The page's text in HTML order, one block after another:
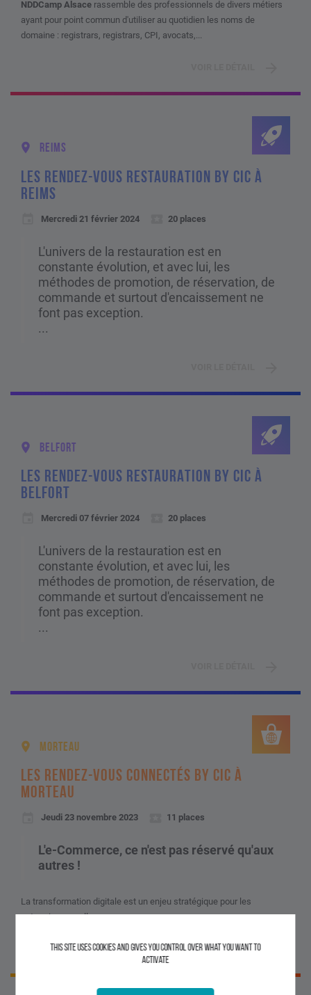
NDDCamp Alsace rassemble des professionnels de divers métiers
ayant pour point commun d'utiliser au quotidien les noms de
domaine : registrars, registrars, CPI, avocats,...
REIMS
LES RENDEZ-VOUS RESTAURATION BY CIC À
REIMS
Mercredi 21 février 2024 20 places
L'univers de la restauration est en
constante évolution, et avec lui, les
méthodes de promotion, de réservation, de
commande et surtout d'encaissement ne
font pas exception.
...
BELFORT
LES RENDEZ-VOUS RESTAURATION BY CIC À
BELFORT
Mercredi 07 février 2024 20 places
L'univers de la restauration est en
constante évolution, et avec lui, les
méthodes de promotion, de réservation, de
commande et surtout d'encaissement ne
font pas exception.
...
MORTEAU
LES RENDEZ-VOUS CONNECTÉS BY CIC À
MORTEAU
Jeudi 23 novembre 2023 11 places
L'e-Commerce, ce n'est pas réservé qu'aux
autres !
La transformation digitale est un enjeu stratégique pour les
entreprises, quelle que...
VOIR LE DÉTAIL
This site uses cookies and gives you control over what you want to
activate